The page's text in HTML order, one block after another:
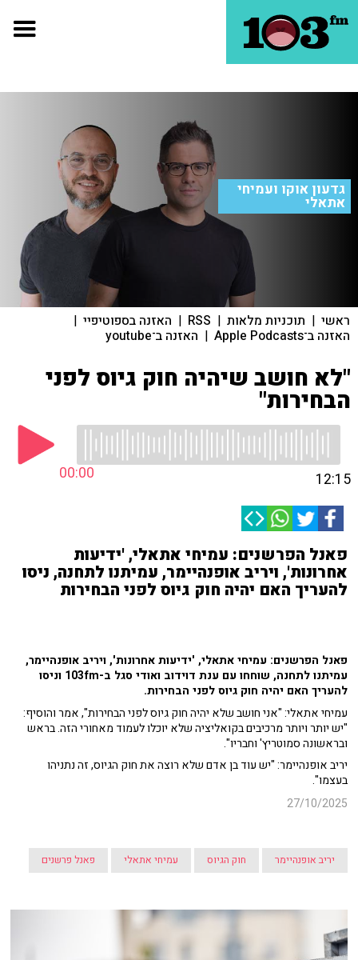
גדעון אוקו ועמיחי
אתאלי
ראשי | תוכניות מלאות |
RSS
| האזנה בספוטיפיי |
האזנה ב־Apple Podcasts | האזנה ב־youtube
"לא חושב שיהיה חוק גיוס לפני
הבחירות"
00:00 12:15
פאנל הפרשנים: עמיחי אתאלי, 'ידיעות
אחרונות', ויריב אופנהיימר, עמיתנו לתחנה, ניסו
להעריך האם יהיה חוק גיוס לפני הבחירות
פאנל הפרשנים: עמיחי אתאלי, 'ידיעות אחרונות', ויריב אופנהיימר,
עמיתנו לתחנה, שוחחו עם ענת דוידוב ואודי סגל ב-103fm וניסו
להעריך האם יהיה חוק גיוס לפני הבחירות.
עמיחי אתאלי: "אני חושב שלא יהיה חוק גיוס לפני הבחירות", אמר והוסיף:
"יש יותר ויותר מרכיבים בקואליציה שלא יוכלו לעמוד מאחורי הזה. בראש
ובראשונה סמוטריץ' וחבריו".
יריב אופנהיימר: "יש עוד בן אדם שלא רוצה את חוק הגיוס, זה נתניהו
בעצמו".
27/10/2025
יריב אופנהיימר חוק הגיוס עמיחי אתאלי פאנל פרשנים